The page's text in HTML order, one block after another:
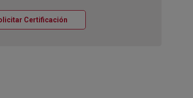
Certificación